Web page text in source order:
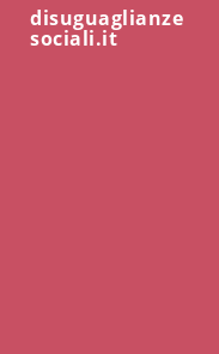
disuguaglianze
sociali.it